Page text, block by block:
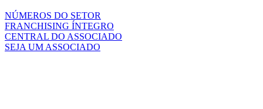
NÚMEROS DO SETOR
FRANCHISING ÍNTEGRO
CENTRAL DO ASSOCIADO
SEJA UM ASSOCIADO